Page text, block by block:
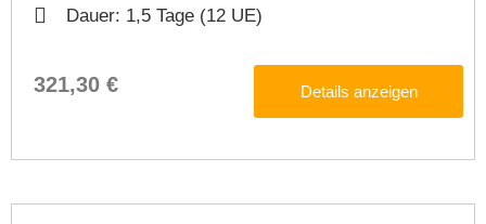
Dauer: 1,5 Tage (12 UE)
321,30 € Details anzeigen